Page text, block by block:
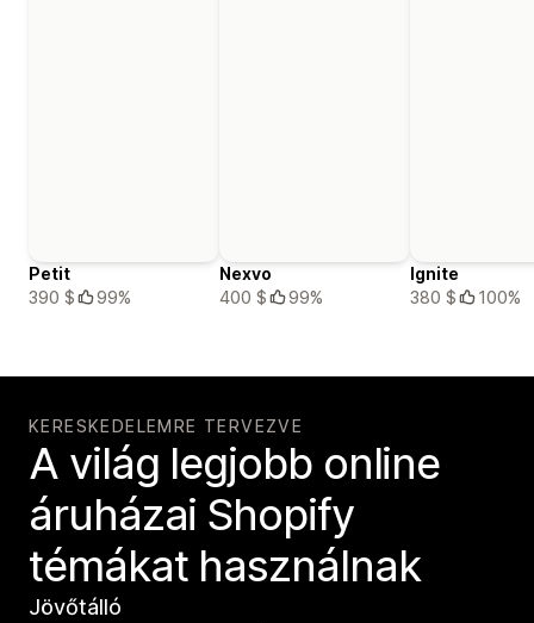
Petit
390 $
99%
Nexvo
400 $
99%
Ignite
380 $
100%
KERESKEDELEMRE TERVEZVE
A világ legjobb online
áruházai Shopify
témákat használnak
Jövőtálló